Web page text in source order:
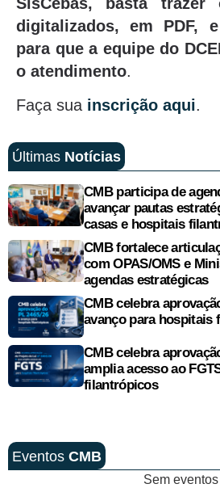
digitalizados, em PDF,
para que a equipe do
o atendimento.
Faça sua inscrição aqui.
Últimas Notícias
CMB participa de
avançar pautas
casas e hospitais
CMB fortalece
com OPAS/OMS e
agendas estratégicas
CMB celebra
avanço para hospitais
CMB celebra
amplia acesso ao
filantrópicos
Eventos CMB
Sem eventos